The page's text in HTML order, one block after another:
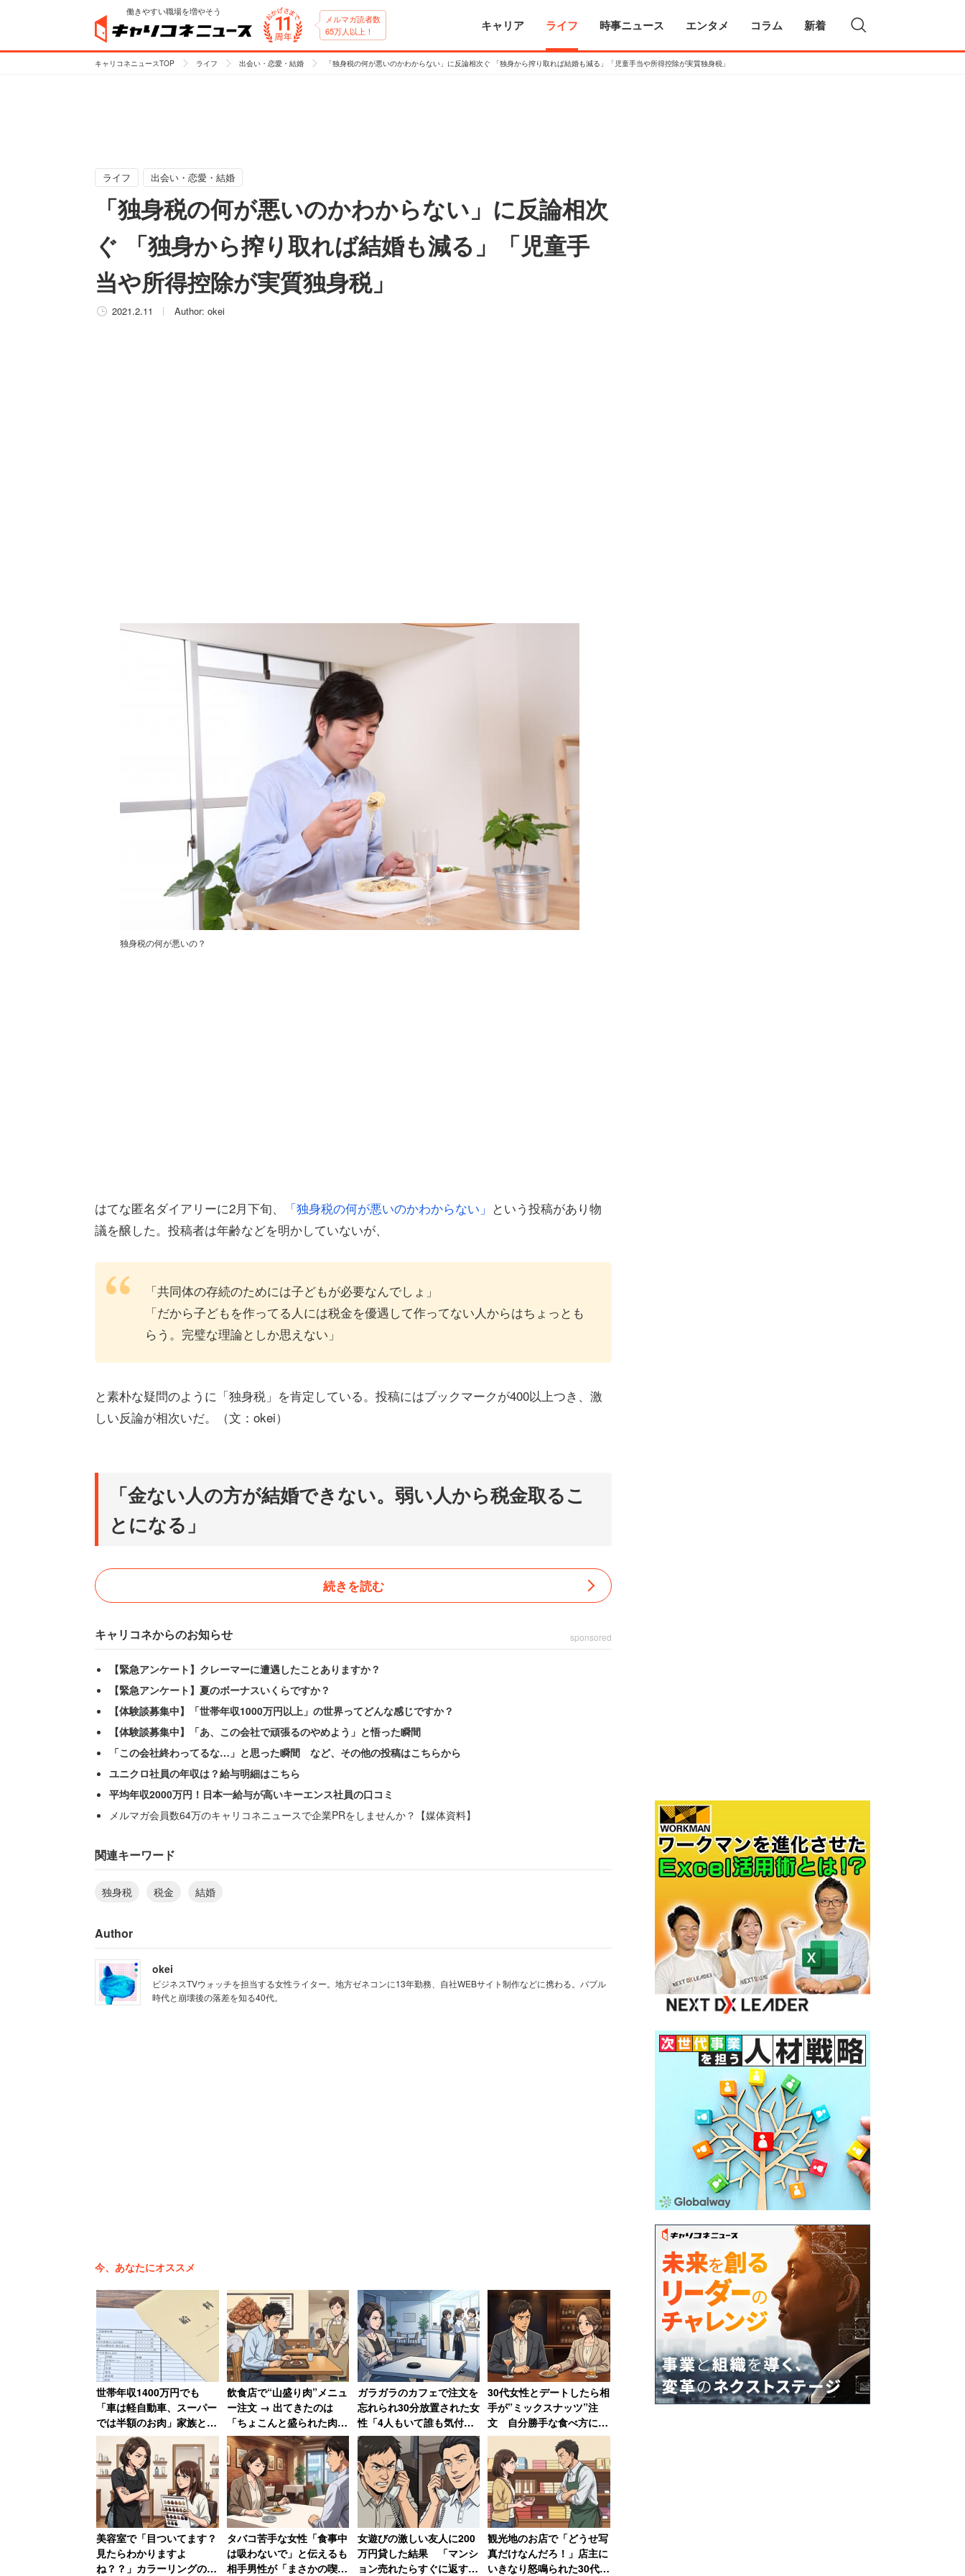
働きやすい職場を増やそう
メルマガ読者数
65万人以上！
キャリア ライフ 時事ニュース エンタメ コラム 新着
キャリコネニュースTOP ライフ 出会い・恋愛・結婚 「独身税の何が悪いのかわからない」に反論相次ぐ 「独身から搾り取れば結婚も減る」「児童手当や所得控除が実質独身税」
ライフ 出会い・恋愛・結婚
「独身税の何が悪いのかわからない」に反論相次
ぐ 「独身から搾り取れば結婚も減る」「児童手
当や所得控除が実質独身税」
2021.2.11 Author: okei
独身税の何が悪いの？
はてな匿名ダイアリーに2月下旬、 「独身税の何が悪いのかわからない」 という投稿があり物
議を醸した。投稿者は年齢などを明かしていないが、
「共同体の存続のためには子どもが必要なんでしょ」
「だから子どもを作ってる人には税金を優遇して作ってない人からはちょっとも
らう。完璧な理論としか思えない」
と素朴な疑問のように「独身税」を肯定している。投稿にはブックマークが400以上つき、激
しい反論が相次いだ。（文：okei）
「金ない人の方が結婚できない。弱い人から税金取るこ
とになる」
もがいない夫婦や独身男性に賃金の6％がかけられていたことがある。ネット上でたびたび話
題にのぼる理由は、「少子化対策のため日本でもこんな税金が取られないとも限らない」とい
う危機感が、潜在的にあるからだろう。
投稿に対するコメントには、「独身税がダメな理由」を書き込む人が相次いだ。
「独身の奴から搾り取ると結婚も減ると思う。金がないと交際も婚活もできん
このほか、偽装結婚が増える、片親は不利になるなど枚挙にいとまがない。
子育て世帯の優遇差は「実質独身税」という声も
また、「出産一時金、育休給付金、児童手当、子ども医療費無償化、国民年金三号の掛け金免
除」などと子育て世帯への助成の数々を並べ、「これらは実質独身税」と指摘する人もいる。
つまり、すでに専業主婦世帯や子どものいる家庭には税制上の優遇がかなりあるため、比較す
れば単身者は、既に独身税のような税負担を負っているという主張だ。
確かに、財務省の
「世帯構成に応じた所得税の課税最低限の状況（夫婦片働き及び単身の給与
続きを読む
キャリコネからのお知らせ sponsored
【緊急アンケート】クレーマーに遭遇したことありますか？
【緊急アンケート】夏のボーナスいくらですか？
【体験談募集中】「世帯年収1000万円以上」の世界ってどんな感じですか？
【体験談募集中】「あ、この会社で頑張るのやめよう」と悟った瞬間
「この会社終わってるな…」と思った瞬間 など、その他の投稿はこちらから
ユニクロ社員の年収は？給与明細はこちら
平均年収2000万円！日本一給与が高いキーエンス社員の口コミ
メルマガ会員数64万のキャリコネニュースで企業PRをしませんか？【媒体資料】
関連キーワード
独身税 税金 結婚
Author
okei
ビジネスTVウォッチを担当する女性ライター。地方ゼネコンに13年勤務、自社WEBサイト制作などに携わる。バブル
時代と崩壊後の落差を知る40代。
今、あなたにオススメ
世帯年収1400万円でも
「車は軽自動車、スーパー
では半額のお肉」家族と賃
貸で暮らす40代男性の“お
金の掛けどころ”
飲食店で“山盛り肉”メニュ
ー注文 → 出てきたのは
「ちょこんと盛られた肉」
だった 「写真通りに盛っ
て下さい」と猛抗議した30
代男性
ガラガラのカフェで注文を
忘れられ30分放置された女
性「4人もいて誰も気付か
ないなんて」→「絶対その
店には行かない」
30代女性とデートしたら相
手が”ミックスナッツ”注
文 自分勝手な食べ方にド
ン引きし「子供じゃないん
だから」と注意した男性
美容室で「目ついてます？
見たらわかりますよ
ね？？」カラーリングの説
タバコ苦手な女性「食事中
は吸わないで」と伝えるも
相手男性が「まさかの喫煙
女遊びの激しい友人に200
万円貸した結果 「マンシ
ョン売れたらすぐに返す」
観光地のお店で「どうせ写
真だけなんだろ！」店主に
いきなり怒鳴られた30代女